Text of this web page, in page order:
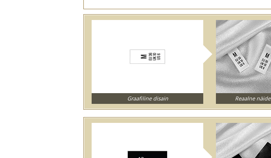
ultraheliga, mille tulemuseks on kõrgema kvaliteediga sildid.
Graafiline disain Reaalne näide